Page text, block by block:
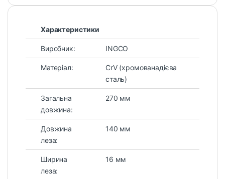
Характеристики
Виробник: INGCO
Матеріал:
CrV (хромованадієва
сталь)
Загальна
довжина:
270 мм
Довжина
леза:
140 мм
Ширина
леза:
16 мм